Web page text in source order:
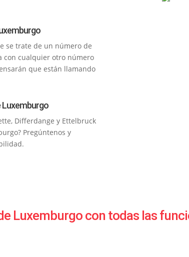
se trate de un número de
con cualquier otro número
que están llamando
Luxemburgo
Differdange y Ettelbruck
Pregúntenos y
Luxemburgo con todas las